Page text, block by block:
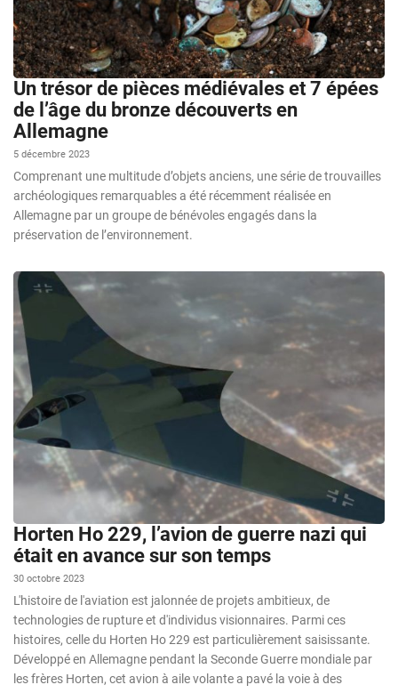
Un trésor de pièces médiévales et 7 épées
de l’âge du bronze découverts en
Allemagne
5 décembre 2023
Comprenant une multitude d’objets anciens, une série de trouvailles
archéologiques remarquables a été récemment réalisée en
Allemagne par un groupe de bénévoles engagés dans la
préservation de l’environnement.
Horten Ho 229, l’avion de guerre nazi qui
était en avance sur son temps
30 octobre 2023
L'histoire de l'aviation est jalonnée de projets ambitieux, de
technologies de rupture et d'individus visionnaires. Parmi ces
histoires, celle du Horten Ho 229 est particulièrement saisissante.
Développé en Allemagne pendant la Seconde Guerre mondiale par
les frères Horten, cet avion à aile volante a pavé la voie à des